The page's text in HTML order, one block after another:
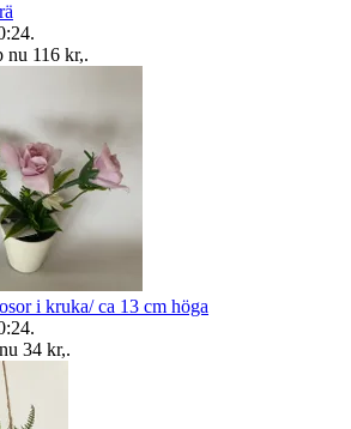
.
nu 116 kr,.
i kruka/ ca 13 cm höga
.
34 kr,.